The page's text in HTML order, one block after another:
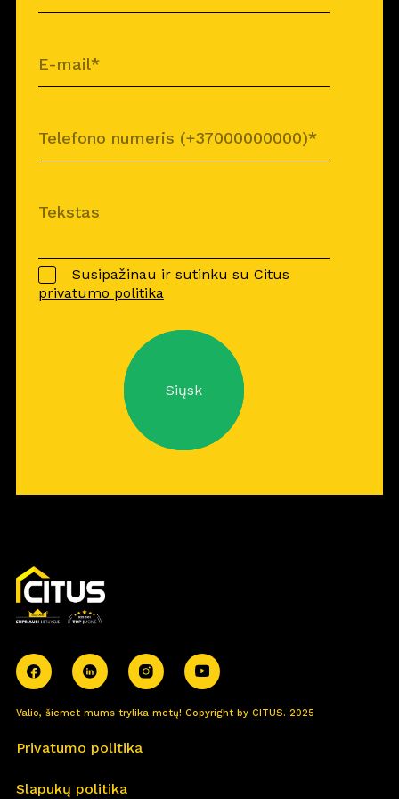
Susipažinau ir sutinku su Citus
privatumo politika
Siųsk
Valio, šiemet mums trylika metų! Copyright by CITUS. 2025
Privatumo politika
Slapukų politika